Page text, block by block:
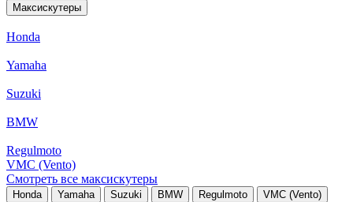
Максискутеры
Honda
Yamaha
Suzuki
BMW
Regulmoto
VMC (Vento)
Смотреть все максискутеры
Honda Yamaha Suzuki BMW Regulmoto VMC (Vento)